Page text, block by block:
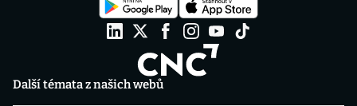
Další témata z našich webů